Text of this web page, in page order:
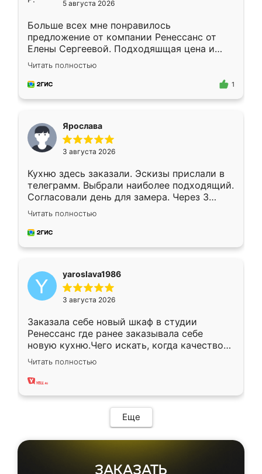
5 августа 2026
Больше всех мне понравилось
предложение от компании Ренессанс от
Елены Сергеевой. Подходяшщая цена и
короткие сроки изготовления. Приехавший
для замера сотрудник Владислав
предложил по моему эскизу самый
Читать полностью
1
Ярослава
3 августа 2026
Кухню здесь заказали. Эскизы прислали в
телеграмм. Выбрали наиболее подходящий.
Согласовали день для замера. Через 3
недели кухня была уже готова. Остались
довольны работой. Спасибо Ренессанс
мебель за качественную работу!
Читать полностью
yaroslava1986
3 августа 2026
Заказала себе новый шкаф в студии
Ренессанс где ранее заказывала себе
новую кухню.Чего искать, когда качеством
вполне довольна. Служит кухня уже почти
два года, нареканий нет.
Читать полностью
Еще
ЗАКАЗАТЬ